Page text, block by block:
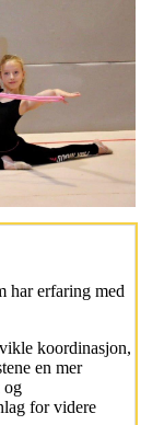
har erfaring med
koordinasjon,
en mer
og
for videre